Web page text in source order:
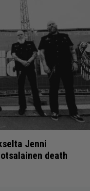
Jenni
death